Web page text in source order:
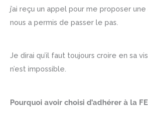
j’ai reçu un appel pour me proposer
nous a permis de passer le pas.
Je dirai qu’il faut toujours croire en sa
n’est impossible.
Pourquoi avoir choisi d’adhérer à la